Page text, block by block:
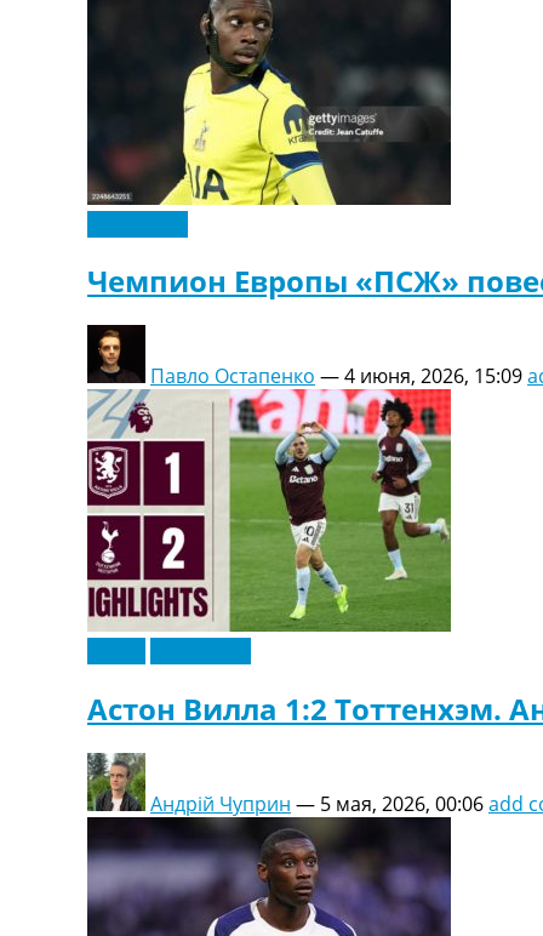
Чемпион Европы «ПСЖ»
Павло Остапенко —4 июня, 2026, 15:09
Астон Вилла 1:2 Тоттенхэм.
Андрій Чуприн — 5 мая, 2026, 00:06add